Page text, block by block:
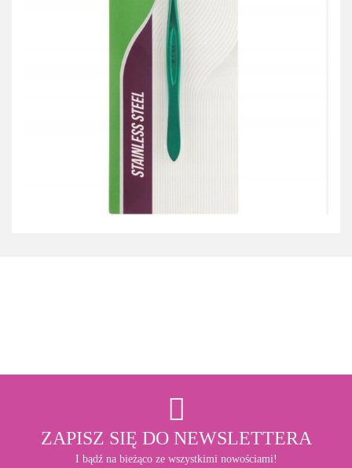
ZAPISZ SIĘ DO NEWSLETTERA
I bądź na bieżąco ze wszystkimi nowościami!